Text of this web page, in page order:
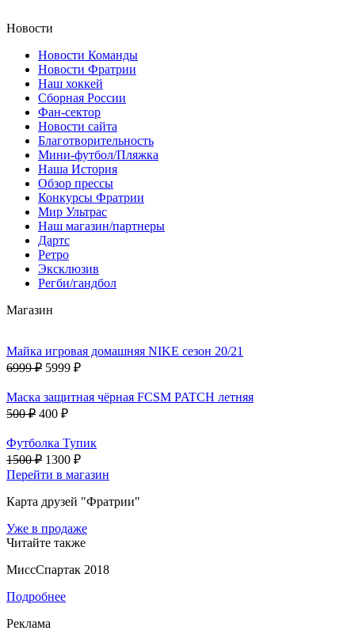
Новости
Новости Команды
Новости Фратрии
Наш хоккей
Сборная России
Фан-cектор
Новости сайта
Благотворительность
Мини-футбол/Пляжка
Наша История
Обзор прессы
Конкурсы Фратрии
Мир Ультрас
Наш магазин/партнеры
Дартс
Ретро
Эксклюзив
Регби/гандбол
Магазин
Майка игровая домашняя NIKE сезон 20/21
6999 ₽ 5999 ₽
Маска защитная чёрная FCSM PATCH летняя
500 ₽ 400 ₽
Футболка Тупик
1500 ₽ 1300 ₽
Перейти в магазин
Карта друзей "Фратрии"
Уже в продаже
Читайте также
МиссСпартак 2018
Подробнее
Реклама